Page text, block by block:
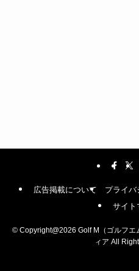
広告掲載について プライバ
サイト
© Copyright@2026 Golf M（ゴルフ
ィア All